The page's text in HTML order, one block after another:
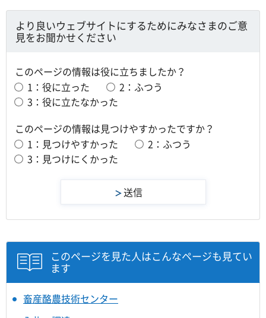
より良いウェブサイトにするためにみなさまのご意
見をお聞かせください
このページの情報は役に立ちましたか？
1：役に立った
2：ふつう
3：役に立たなかった
このページの情報は見つけやすかったですか？
1：見つけやすかった
2：ふつう
3：見つけにくかった
このページを見た人はこんなページも見てい
ます
畜産酪農技術センター